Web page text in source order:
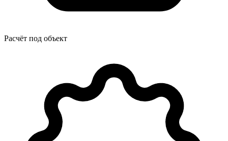
Расчёт под объект